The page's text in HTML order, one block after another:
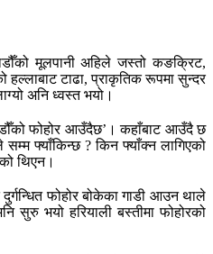
मूलपानी अहिले जस्तो कङक्रिट,
टाढा, प्राकृतिक रूपमा सुन्दर
अनि ध्वस्त भयो।
फोहोर आउँदैछ’। कहाँबाट आउँदै छ
सम्म फ्याँकिन्छ ? किन फ्याँक्न लागिएको
थिएन।
फोहोर बोकेका गाडी आउन थाले
सुरु भयो हरियाली बस्तीमा फोहोरको